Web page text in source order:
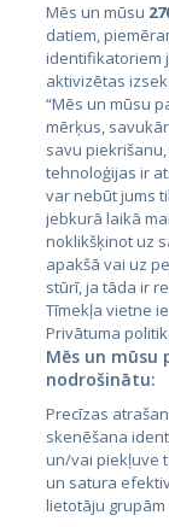
Valstis
Igaunija
Latvija
Lietuva
City24.lv
City24.ee
GetaPro.lv
GetaPro.ee
Skelbiu.lt
Mēs un mūsu
datiem,
identifikatoriem
aktivizētas
“Mēs un mūsu
mērķus,
savu
tehnoloģijas ir
var nebūt jums
jebkurā laikā
noklikšķinot uz
apakšā vai uz
stūrī, ja tāda ir
Tīmekļa vietne
Privātuma
Mēs un
nodrošinātu:
Precīzas
skenēšana
un/vai piekļuve
un satura
lietotāju